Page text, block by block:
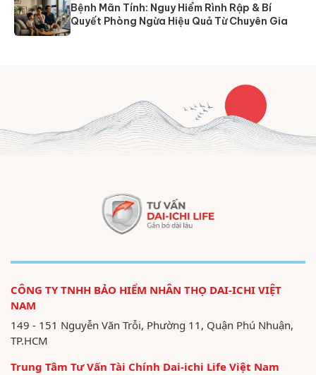
Bệnh Mãn Tính: Nguy Hiểm Rình Rập & Bí
Quyết Phòng Ngừa Hiệu Quả Từ Chuyên Gia
CÔNG TY TNHH BẢO HIỂM NHÂN THỌ DAI-ICHI VIỆT
NAM
149 - 151 Nguyễn Văn Trỗi, Phường 11, Quận Phú Nhuận,
TP.HCM
Trung Tâm Tư Vấn Tài Chính Dai-ichi Life Việt Nam